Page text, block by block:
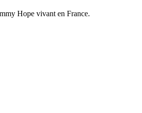
Hope vivant en France.